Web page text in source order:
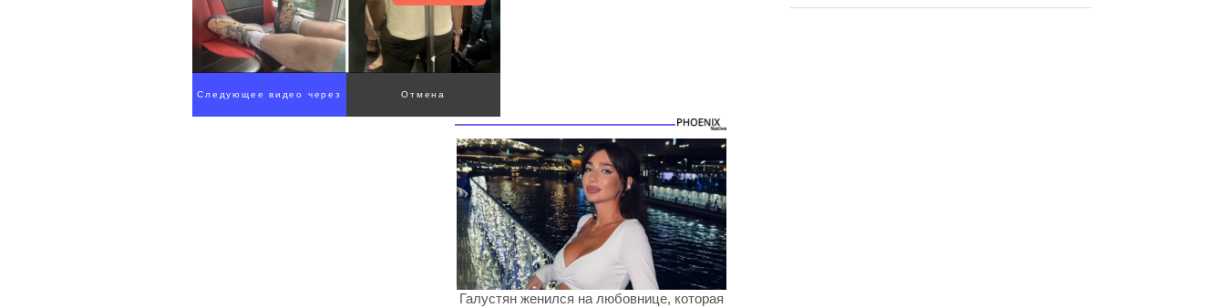
Следующее видео через Отмена
Галустян женился на любовнице, которая